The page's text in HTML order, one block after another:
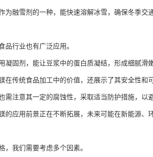
为融雪剂的一种，能快速溶解冰雪，确保冬季交
品行业也有广泛应用。
凝固剂，能让豆浆中的蛋白质凝结，形成细腻滑
在传统食品加工中的价值，还展示了其安全性和
需注意其一定的腐蚀性，采取适当防护措施，以
的应用前景正在不断拓展，未来可能在新能源、
，我们需要考虑多个因素。